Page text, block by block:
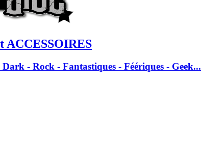
ACCESSOIRES
- Rock - Fantastiques - Féériques - Geek...